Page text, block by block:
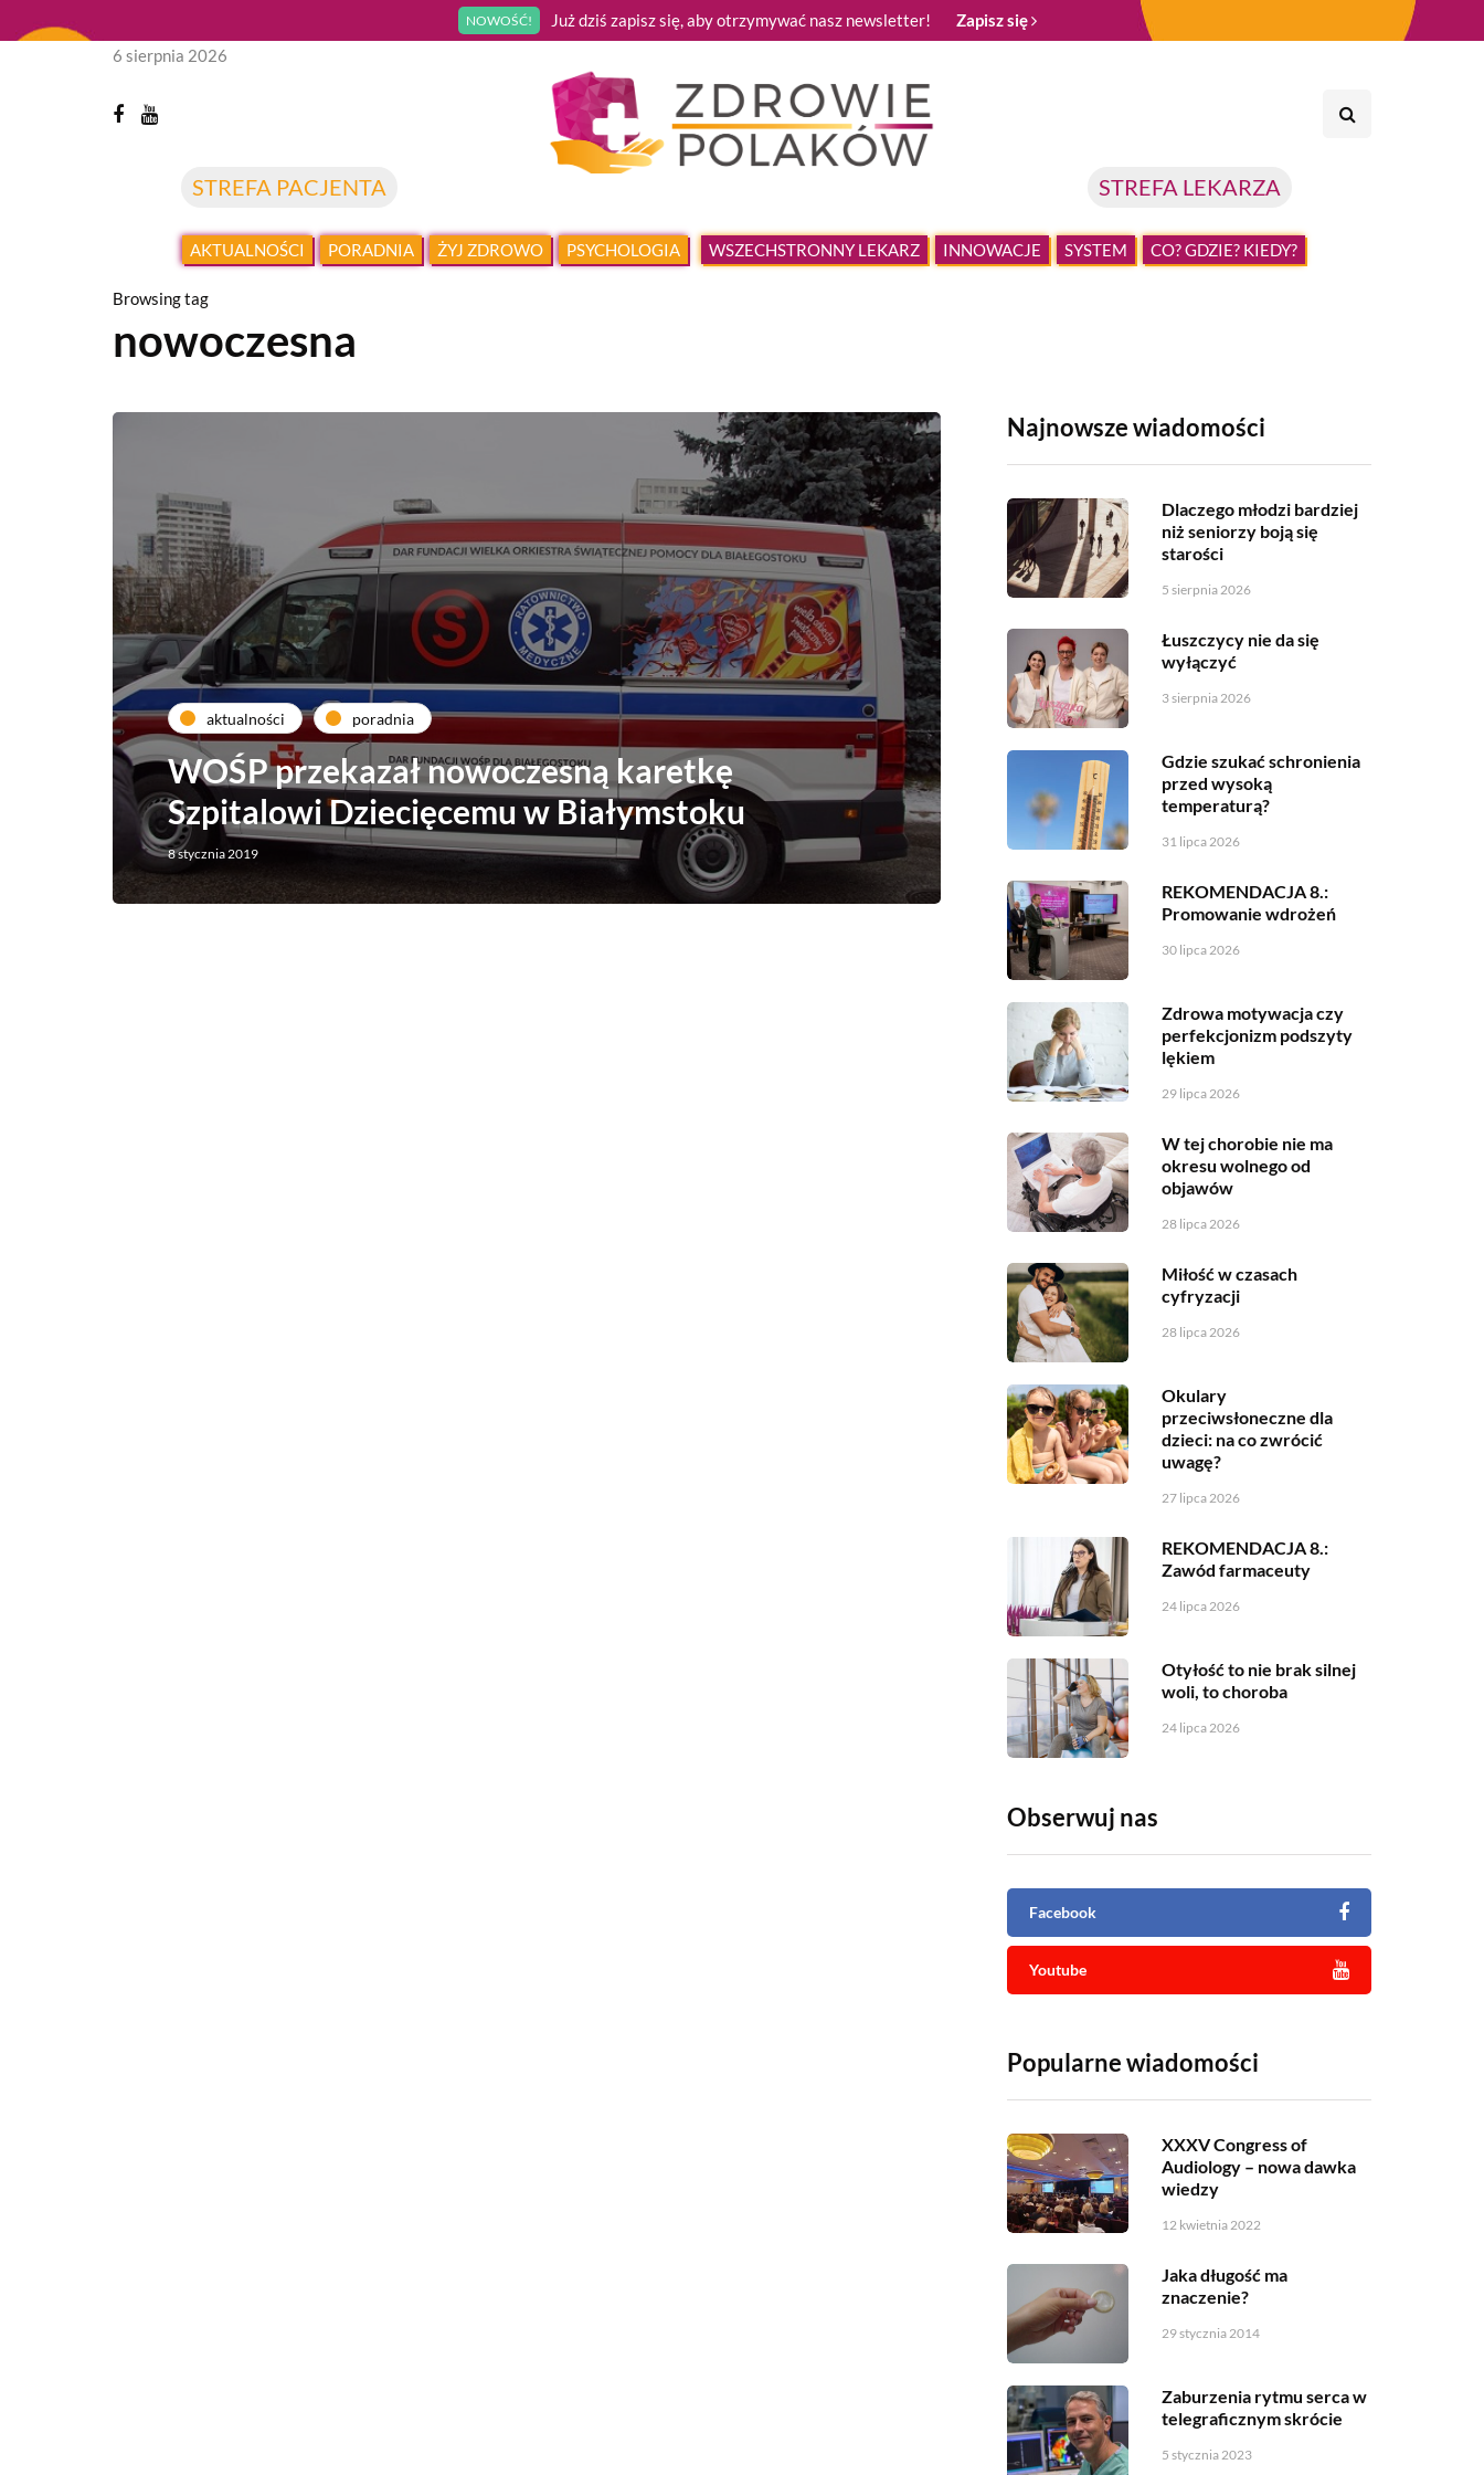
NOWOŚĆ! Już dziś zapisz się, aby otrzymywać nasz newsletter! Zapisz się
STREFA PACJENTA STREFA LEKARZA
6 sierpnia 2026
AKTUALNOŚCI PORADNIA ŻYJ ZDROWO PSYCHOLOGIA WSZECHSTRONNY LEKARZ INNOWACJE SYSTEM CO? GDZIE? KIEDY?
Browsing tag
nowoczesna
aktualności poradnia
WOŚP przekazał nowoczesną karetkę
Szpitalowi Dziecięcemu w Białymstoku
8 stycznia 2019
Najnowsze wiadomości
Dlaczego młodzi bardziej
niż seniorzy boją się
starości
5 sierpnia 2026
Łuszczycy nie da się
wyłączyć
3 sierpnia 2026
Gdzie szukać schronienia
przed wysoką
temperaturą?
31 lipca 2026
REKOMENDACJA 8.:
Promowanie wdrożeń
30 lipca 2026
Zdrowa motywacja czy
perfekcjonizm podszyty
lękiem
29 lipca 2026
W tej chorobie nie ma
okresu wolnego od
objawów
28 lipca 2026
Miłość w czasach
cyfryzacji
28 lipca 2026
Okulary
przeciwsłoneczne dla
dzieci: na co zwrócić
uwagę?
27 lipca 2026
REKOMENDACJA 8.:
Zawód farmaceuty
24 lipca 2026
Otyłość to nie brak silnej
woli, to choroba
24 lipca 2026
Obserwuj nas
Facebook
Youtube
Popularne wiadomości
XXXV Congress of
Audiology – nowa dawka
wiedzy
12 kwietnia 2022
Jaka długość ma
znaczenie?
29 stycznia 2014
Zaburzenia rytmu serca w
telegraficznym skrócie
5 stycznia 2023